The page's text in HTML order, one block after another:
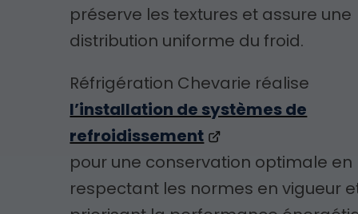
préserve les textures et assure une
distribution uniforme du froid.
Réfrigération Chevarie réalise
l’installation de systèmes de
refroidissement
pour une conservation optimale en
respectant les normes en vigueur